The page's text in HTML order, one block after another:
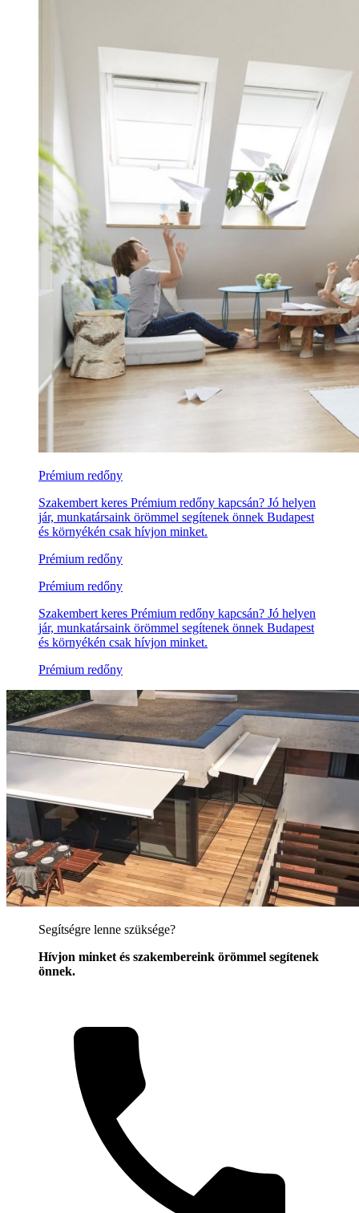
Prémium redőny
Szakembert keres Prémium redőny kapcsán? Jó helyen
jár, munkatársaink örömmel segítenek önnek Budapest
és környékén csak hívjon minket.
Prémium redőny
Prémium redőny
Szakembert keres Prémium redőny kapcsán? Jó helyen
jár, munkatársaink örömmel segítenek önnek Budapest
és környékén csak hívjon minket.
Prémium redőny
Segítségre lenne szüksége?
Hívjon minket és szakembereink örömmel segítenek
önnek.